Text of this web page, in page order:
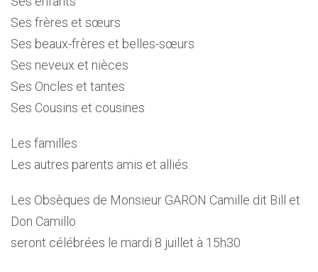
Ses frères et sœurs
Ses beaux-frères et belles-sœurs
Ses neveux et nièces
Ses Oncles et tantes
Ses Cousins et cousines
Les familles
Les autres parents amis et alliés.
Les Obsèques de Monsieur GARON Camille dit Bill et
Don Camillo
seront célébrées le mardi 8 juillet à 15h30